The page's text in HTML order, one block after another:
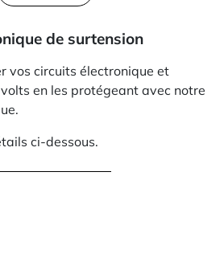
de surtension
vos circuits électronique et
en les protégeant avec notre
ci-dessous.